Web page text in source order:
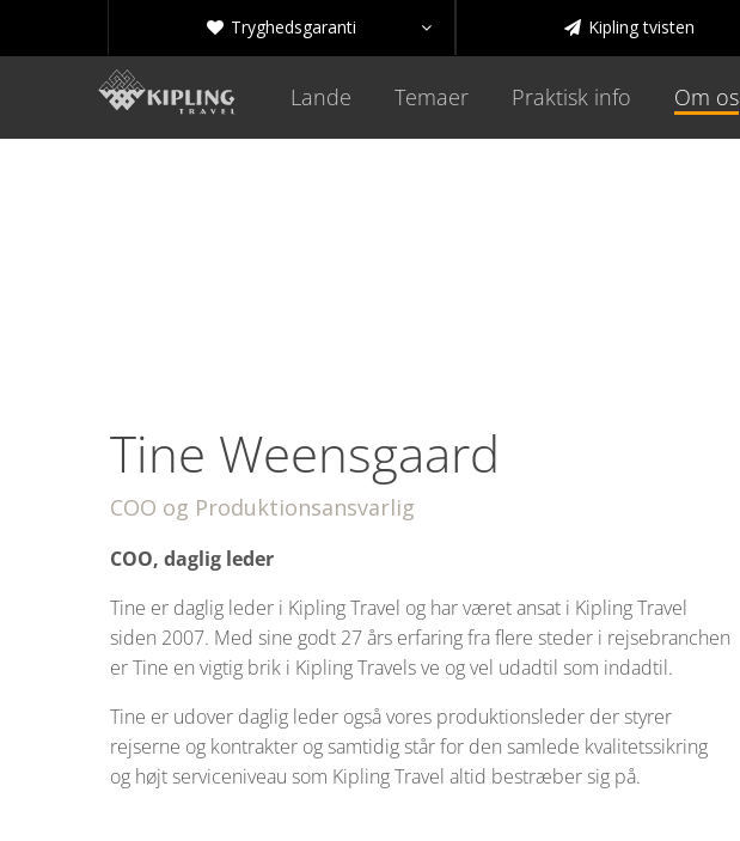
 Tryghedsgaranti   Kipling tvisten
Lande Temaer Praktisk info Om os
Tine Weensgaard
COO og Produktionsansvarlig
COO, daglig leder
Tine er daglig leder i Kipling Travel og har været ansat i Kipling Travel
siden 2007. Med sine godt 27 års erfaring fra flere steder i rejsebranchen
er Tine en vigtig brik i Kipling Travels ve og vel udadtil som indadtil.
Tine er udover daglig leder også vores produktionsleder der styrer
rejserne og kontrakter og samtidig står for den samlede kvalitetssikring
og højt serviceniveau som Kipling Travel altid bestræber sig på.